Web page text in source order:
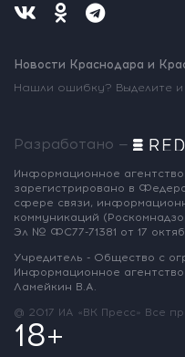
Новости Краснодара и
Нашли ошибку? Выделите и
Разработано —
Информационное агентство
зарегистрировано в
сфере связи,
коммуникаций
Эл № ФС77-71381 от 17
Учредитель - Общество с
Информационное
Ламейкин В.А.
@ 2017 ИА «ВК Пресс» Все
18+